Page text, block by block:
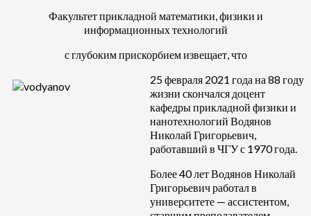
Факультет прикладной математики, физики и
информационных технологий
с глубоким прискорбием извещает, что
25 февраля 2021 года на 88 году
жизни скончался доцент
кафедры прикладной физики и
нанотехнологий Водянов
Николай Григорьевич,
работавший в ЧГУ с 1970 года.
Более 40 лет Водянов Николай
Григорьевич работал в
университете — ассистентом,